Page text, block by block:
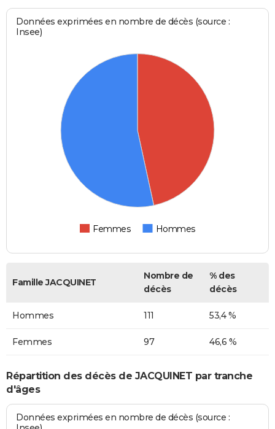
Données exprimées en nombre de décès (source :
Insee)
Femmes Hommes
Famille JACQUINET
Nombre de
décès
% des
décès
Hommes 111 53,4 %
Femmes 97 46,6 %
Répartition des décès de JACQUINET par tranche
d'âges
Données exprimées en nombre de décès (source :